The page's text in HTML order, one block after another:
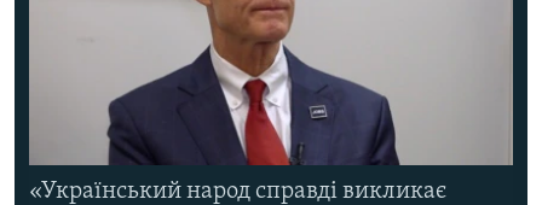
«Український народ справді викликає